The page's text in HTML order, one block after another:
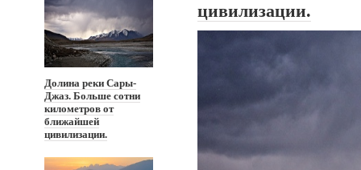
Долина реки Сары-
Джаз. Больше сотни
километров от
ближайшей
цивилизации.
цивилизации.